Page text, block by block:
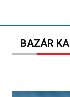
BAZÁR